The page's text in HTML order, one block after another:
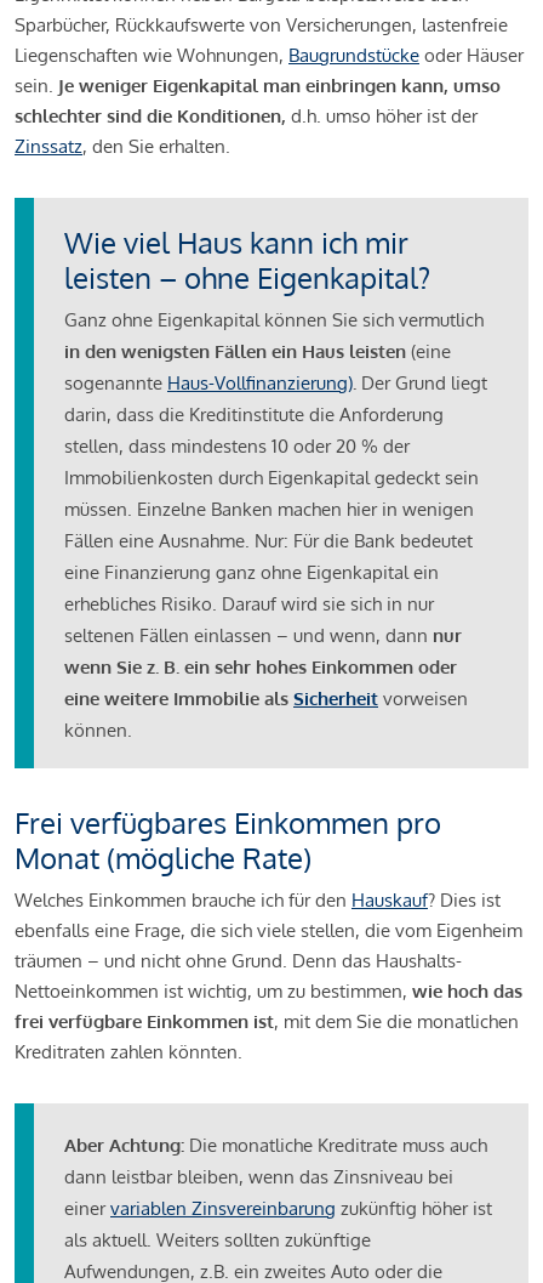
Sparbücher, Rückkaufswerte von Versicherungen, lastenfreie
Liegenschaften wie Wohnungen, Baugrundstücke oder Häuser
sein. Je weniger Eigenkapital man einbringen kann, umso
schlechter sind die Konditionen, d.h. umso höher ist der
Zinssatz, den Sie erhalten.
Wie viel Haus kann ich mir
leisten – ohne Eigenkapital?
Ganz ohne Eigenkapital können Sie sich vermutlich
in den wenigsten Fällen ein Haus leisten (eine
sogenannte Haus-Vollfinanzierung). Der Grund liegt
darin, dass die Kreditinstitute die Anforderung
stellen, dass mindestens 10 oder 20 % der
Immobilienkosten durch Eigenkapital gedeckt sein
müssen. Einzelne Banken machen hier in wenigen
Fällen eine Ausnahme. Nur: Für die Bank bedeutet
eine Finanzierung ganz ohne Eigenkapital ein
erhebliches Risiko. Darauf wird sie sich in nur
seltenen Fällen einlassen – und wenn, dann nur
wenn Sie z. B. ein sehr hohes Einkommen oder
eine weitere Immobilie als Sicherheit vorweisen
können.
Frei verfügbares Einkommen pro
Monat (mögliche Rate)
Welches Einkommen brauche ich für den Hauskauf? Dies ist
ebenfalls eine Frage, die sich viele stellen, die vom Eigenheim
träumen – und nicht ohne Grund. Denn das Haushalts-
Nettoeinkommen ist wichtig, um zu bestimmen, wie hoch das
frei verfügbare Einkommen ist, mit dem Sie die monatlichen
Kreditraten zahlen könnten.
Aber Achtung: Die monatliche Kreditrate muss auch
dann leistbar bleiben, wenn das Zinsniveau bei
einervariablen Zinsvereinbarung zukünftig höher ist
als aktuell. Weiters sollten zukünftige
Aufwendungen, z.B. ein zweites Auto oder die